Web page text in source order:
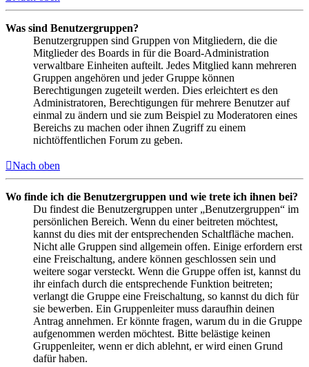
Was sind Benutzergruppen?
Benutzergruppen sind Gruppen von Mitgliedern, die die
Mitglieder des Boards in für die Board-Administration
verwaltbare Einheiten aufteilt. Jedes Mitglied kann mehreren
Gruppen angehören und jeder Gruppe können
Berechtigungen zugeteilt werden. Dies erleichtert es den
Administratoren, Berechtigungen für mehrere Benutzer auf
einmal zu ändern und sie zum Beispiel zu Moderatoren eines
Bereichs zu machen oder ihnen Zugriff zu einem
nichtöffentlichen Forum zu geben.
Nach oben
Wo finde ich die Benutzergruppen und wie trete ich ihnen bei?
Du findest die Benutzergruppen unter „Benutzergruppen“ im
persönlichen Bereich. Wenn du einer beitreten möchtest,
kannst du dies mit der entsprechenden Schaltfläche machen.
Nicht alle Gruppen sind allgemein offen. Einige erfordern erst
eine Freischaltung, andere können geschlossen sein und
weitere sogar versteckt. Wenn die Gruppe offen ist, kannst du
ihr einfach durch die entsprechende Funktion beitreten;
verlangt die Gruppe eine Freischaltung, so kannst du dich für
sie bewerben. Ein Gruppenleiter muss daraufhin deinen
Antrag annehmen. Er könnte fragen, warum du in die Gruppe
aufgenommen werden möchtest. Bitte belästige keinen
Gruppenleiter, wenn er dich ablehnt, er wird einen Grund
dafür haben.